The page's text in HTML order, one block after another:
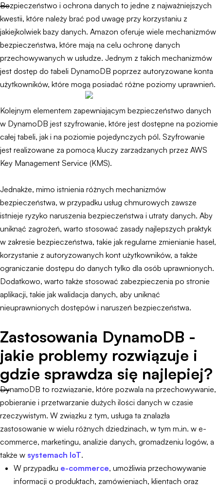
Bezpieczeństwo i ochrona danych to jedne z najważniejszych
kwestii, które należy brać pod uwagę przy korzystaniu z
jakiejkolwiek bazy danych. Amazon oferuje wiele mechanizmów
bezpieczeństwa, które mają na celu ochronę danych
przechowywanych w usłudze. Jednym z takich mechanizmów
jest dostęp do tabeli DynamoDB poprzez autoryzowane konta
użytkowników, które mogą posiadać różne poziomy uprawnień.
Kolejnym elementem zapewniającym bezpieczeństwo danych
w DynamoDB jest szyfrowanie, które jest dostępne na poziomie
całej tabeli, jak i na poziomie pojedynczych pól. Szyfrowanie
jest realizowane za pomocą kluczy zarządzanych przez AWS
Key Management Service (KMS).
Jednakże, mimo istnienia różnych mechanizmów
bezpieczeństwa, w przypadku usług chmurowych zawsze
istnieje ryzyko naruszenia bezpieczeństwa i utraty danych. Aby
uniknąć zagrożeń, warto stosować zasady najlepszych praktyk
w zakresie bezpieczeństwa, takie jak regularne zmienianie haseł,
korzystanie z autoryzowanych kont użytkowników, a także
ograniczanie dostępu do danych tylko dla osób uprawnionych.
Dodatkowo, warto także stosować zabezpieczenia po stronie
aplikacji, takie jak walidacja danych, aby uniknąć
nieuprawnionych dostępów i naruszeń bezpieczeństwa.
Zastosowania DynamoDB -
jakie problemy rozwiązuje i
gdzie sprawdza się najlepiej?
DynamoDB to rozwiązanie, które pozwala na przechowywanie,
pobieranie i przetwarzanie dużych ilości danych w czasie
rzeczywistym. W związku z tym, usługa ta znalazła
zastosowanie w wielu różnych dziedzinach, w tym m.in. w e-
commerce, marketingu, analizie danych, gromadzeniu logów, a
także w systemach IoT.
W przypadku e-commerce, umożliwia przechowywanie
informacji o produktach, zamówieniach, klientach oraz